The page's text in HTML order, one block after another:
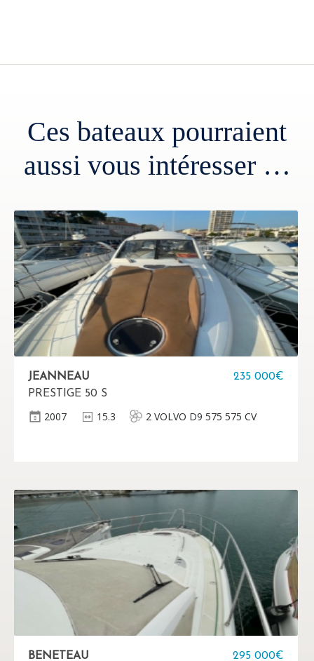
Ces bateaux pourraient
aussi vous intéresser …
JEANNEAU
PRESTIGE 50 S
235 000€
2007 15.3 2 VOLVO D9 575 575 CV
BENETEAU 295 000€